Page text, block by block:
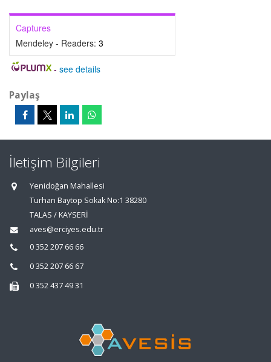
Captures
Mendeley - Readers: 3
- see details
Paylaş
İletişim Bilgileri
Yenidoğan Mahallesi
Turhan Baytop Sokak No:1 38280
TALAS / KAYSERİ
aves@erciyes.edu.tr
0 352 207 66 66
0 352 207 66 67
0 352 437 49 31